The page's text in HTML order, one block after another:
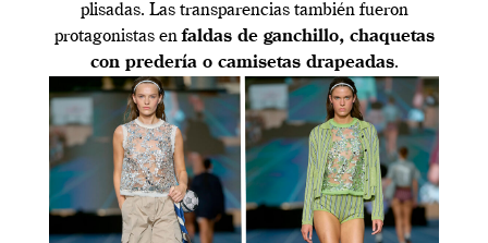
plisadas. Las transparencias también fueron
protagonistas enfaldas de ganchillo, chaquetas
con predería o camisetas drapeadas.